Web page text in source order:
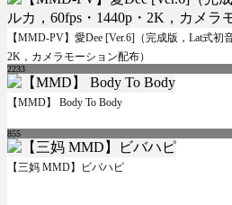
【MMD-PV】愛Dee [Ver.6]（完成版，Lat式初
2K，カメラモーション配布）
2233
【MMD】 Body To Body
855
【三妈 MMD】ビバハピ